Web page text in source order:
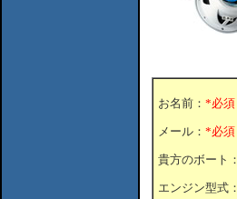
お名前： *必須
メール： *必須
貴方のボート：
エンジン型式：